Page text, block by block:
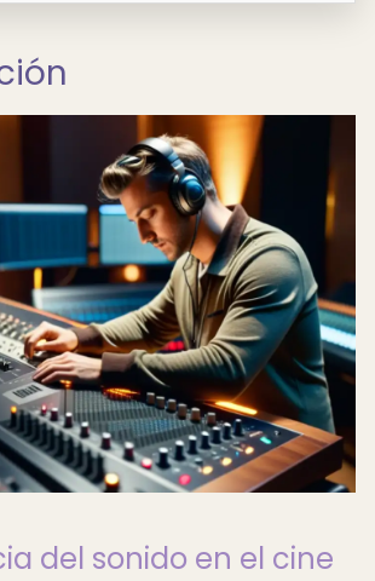
del sonido en el cine